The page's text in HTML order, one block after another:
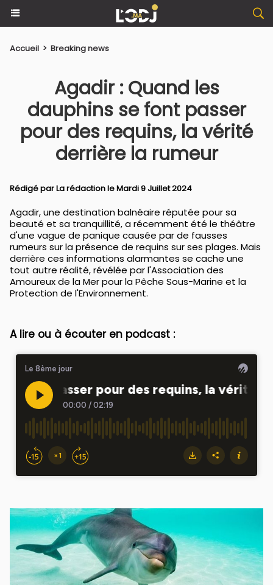
Accueil > Breaking news
Agadir : Quand les
dauphins se font passer
pour des requins, la vérité
derrière la rumeur
Rédigé par La rédaction le Mardi 9 Juillet 2024
Agadir, une destination balnéaire réputée pour sa
beauté et sa tranquillité, a récemment été le théâtre
d'une vague de panique causée par de fausses
rumeurs sur la présence de requins sur ses plages. Mais
derrière ces informations alarmantes se cache une
tout autre réalité, révélée par l'Association des
Amoureux de la Mer pour la Pêche Sous-Marine et la
Protection de l'Environnement.
A lire ou à écouter en podcast :